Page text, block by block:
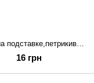
16 грн